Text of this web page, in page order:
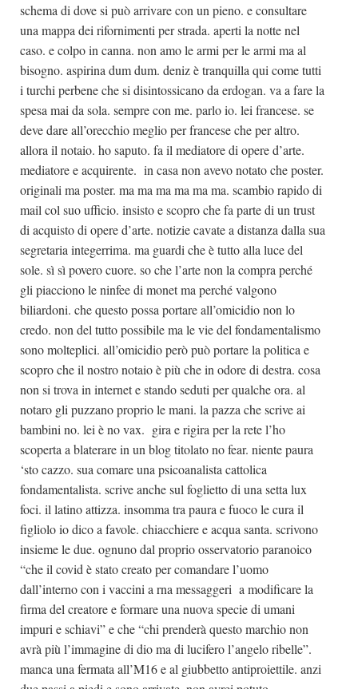
schema di dove si può arrivare con un pieno. e consultare
una mappa dei rifornimenti per strada. aperti la notte nel
caso. e colpo in canna. non amo le armi per le armi ma al
bisogno. aspirina dum dum. deniz è tranquilla qui come tutti
i turchi perbene che si disintossicano da erdogan. va a fare la
spesa mai da sola. sempre con me. parlo io. lei francese. se
deve dare all’orecchio meglio per francese che per altro.
allora il notaio. ho saputo. fa il mediatore di opere d’arte.
mediatore e acquirente. in casa non avevo notato che poster.
originali ma poster. ma ma ma ma ma ma. scambio rapido di
mail col suo ufficio. insisto e scopro che fa parte di un trust
di acquisto di opere d’arte. notizie cavate a distanza dalla sua
segretaria integerrima. ma guardi che è tutto alla luce del
sole. sì sì povero cuore. so che l’arte non la compra perché
gli piacciono le ninfee di monet ma perché valgono
biliardoni. che questo possa portare all’omicidio non lo
credo. non del tutto possibile ma le vie del fondamentalismo
sono molteplici. all’omicidio però può portare la politica e
scopro che il nostro notaio è più che in odore di destra. cosa
non si trova in internet e stando seduti per qualche ora. al
notaro gli puzzano proprio le mani. la pazza che scrive ai
bambini no. lei è no vax. gira e rigira per la rete l’ho
scoperta a blaterare in un blog titolato no fear. niente paura
‘sto cazzo. sua comare una psicoanalista cattolica
fondamentalista. scrive anche sul foglietto di una setta lux
foci. il latino attizza. insomma tra paura e fuoco le cura il
figliolo io dico a favole. chiacchiere e acqua santa. scrivono
insieme le due. ognuno dal proprio osservatorio paranoico
“che il covid è stato creato per comandare l’uomo
dall’interno con i vaccini a rna messaggeri a modificare la
firma del creatore e formare una nuova specie di umani
impuri e schiavi” e che “chi prenderà questo marchio non
avrà più l’immagine di dio ma di lucifero l’angelo ribelle”.
manca una fermata all’M16 e al giubbetto antiproiettile. anzi